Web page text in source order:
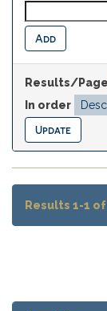
Results/Page
In order
Results 1-1